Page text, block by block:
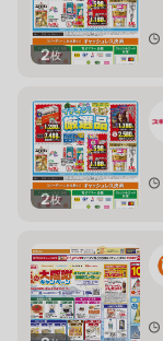
2枚
2枚